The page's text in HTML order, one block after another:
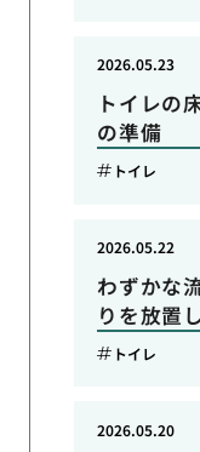
トイレの
の準備
2026.05.23
トイレ
わずかな
りを放置
2026.05.22
トイレ
2026.05.20